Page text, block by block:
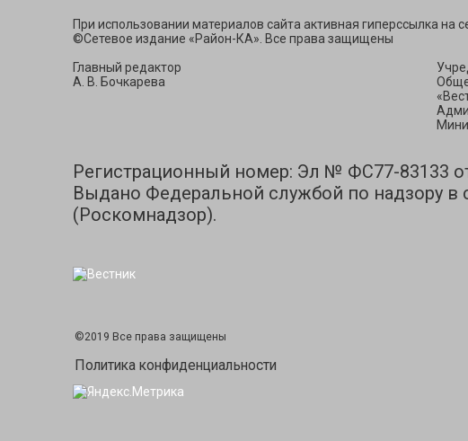
При использовании материалов сайта активная гиперссылка на
©Сетевое издание «Район-КА». Все права защищены
Главный редактор
А. В. Бочкарева
Регистрационный номер: Эл № ФС77-83133
Выдано Федеральной службой по надзору
(Роскомнадзор).
©2019 Все права защищены
Политика конфиденциальности